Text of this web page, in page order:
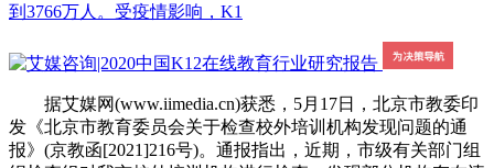
到3766万人。受疫情影响，K1
据艾媒网(www.iimedia.cn)获悉，5月17日，北京市教委印
发《北京市教育委员会关于检查校外培训机构发现问题的通
报》(京教函[2021]216号)。通报指出，近期，市级有关部门组